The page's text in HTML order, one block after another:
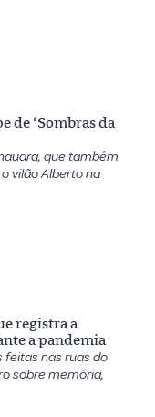
de ‘Sombras da
que também
vilão Alberto na
registra a
a pandemia
nas ruas do
sobre memória,